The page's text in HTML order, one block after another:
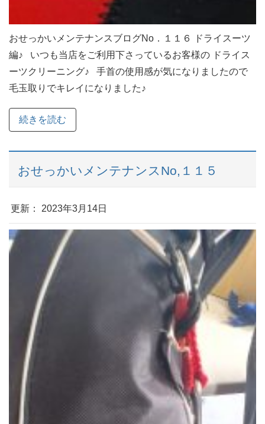
おせっかいメンテナンスブログNo．１１６ ドライスーツ
編♪ いつも当店をご利用下さっているお客様の ドライス
ーツクリーニング♪ 手首の使用感が気になりましたので
毛玉取りでキレイになりました♪
続きを読む
おせっかいメンテナンスNo,１１５
更新： 2023年3月14日